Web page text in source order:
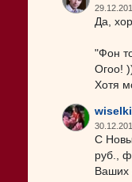
Да,
"Фон
Огоо!
Хотя
wiselki
С
руб.,
Ваших